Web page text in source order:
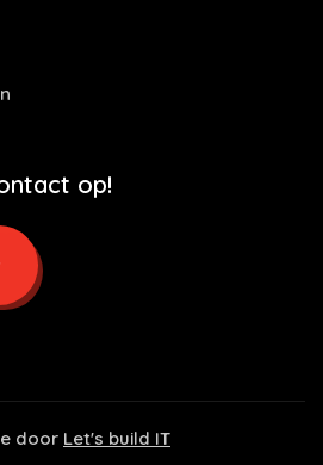
op!
door Let's build IT